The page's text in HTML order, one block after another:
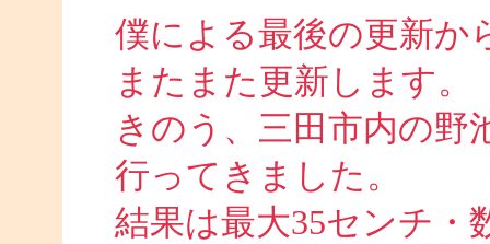
僕による最後の更新か
またまた更新します。
きのう、三田市内の野
行ってきました。
結果は最大35センチ・